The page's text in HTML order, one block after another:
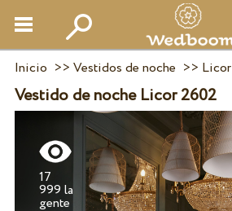
Inicio >> Vestidos de noche >> Licor
Vestido de noche Licor 2602
17
999 la
gente